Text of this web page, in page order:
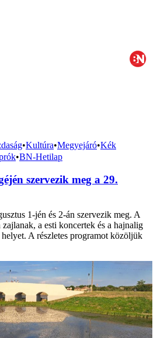
•Kultúra•Megyejáró•Kék
•BN-Hetilap
szervezik meg a 29.
1-jén és 2-án szervezik meg. A
a esti koncertek és a hajnalig
A részletes programot közöljük